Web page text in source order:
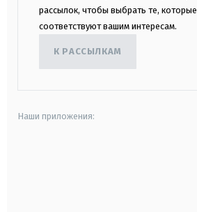
рассылок, чтобы выбрать те, которые
соответствуют вашим интересам.
К РАССЫЛКАМ
Наши приложения: